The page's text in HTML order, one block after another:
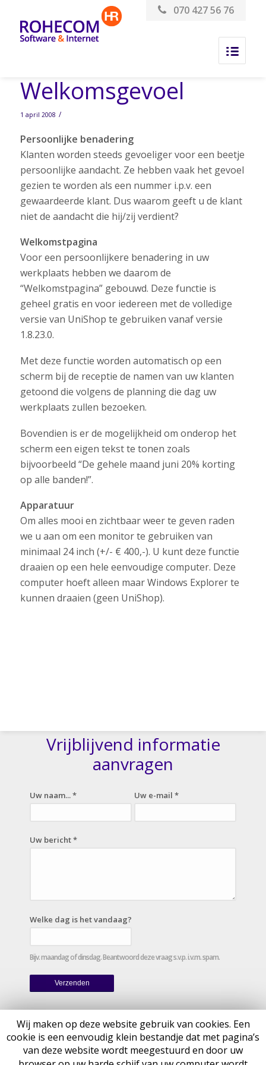
070 427 56 76
Welkomsgevoel
1 april 2008 /
Persoonlijke benadering
Klanten worden steeds gevoeliger voor een beetje
persoonlijke aandacht. Ze hebben vaak het gevoel
gezien te worden als een nummer i.p.v. een
gewaardeerde klant. Dus waarom geeft u de klant
niet de aandacht die hij/zij verdient?
Welkomstpagina
Voor een persoonlijkere benadering in uw
werkplaats hebben we daarom de
“Welkomstpagina” gebouwd. Deze functie is
geheel gratis en voor iedereen met de volledige
versie van UniShop te gebruiken vanaf versie
1.8.23.0.
Met deze functie worden automatisch op een
scherm bij de receptie de namen van uw klanten
getoond die volgens de planning die dag uw
werkplaats zullen bezoeken.
Bovendien is er de mogelijkheid om onderop het
scherm een eigen tekst te tonen zoals
bijvoorbeeld “De gehele maand juni 20% korting
op alle banden!”.
Apparatuur
Om alles mooi en zichtbaar weer te geven raden
we u aan om een monitor te gebruiken van
minimaal 24 inch (+/- € 400,-). U kunt deze functie
draaien op een hele eenvoudige computer. Deze
computer hoeft alleen maar Windows Explorer te
kunnen draaien (geen UniShop).
Vrijblijvend informatie
aanvragen
Uw naam... * Uw e-mail *
Uw bericht *
Welke dag is het vandaag?
Bijv. maandag of dinsdag. Beantwoord deze vraag s.v.p. i.v.m. spam.
Wij maken op deze website gebruik van cookies. Een
cookie is een eenvoudig klein bestandje dat met pagina’s
van deze website wordt meegestuurd en door uw